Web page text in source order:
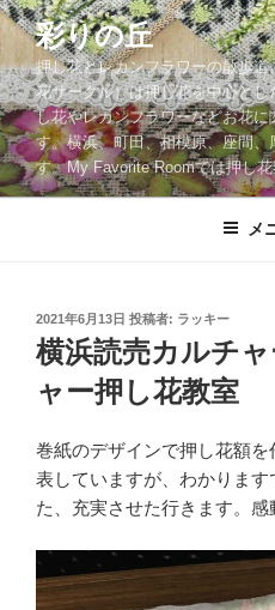
コ
ン
テ
ン
ツ
へ
ス
彩りの丘
押し花とレカンフラワーの散歩
花サークル）は押し花を中心と
し花やレカンフラワーなどお花
す。横浜、町田、相模原、座間
す。My Favorite Roomでは押し
メ
投
稿
日:
2021年6月13日 投稿者: ラッキー
横浜読売カルチ
ャー押し花教室
巻紙のデザインで押し花額
表していますが、わかります
た、充実させた行きます。